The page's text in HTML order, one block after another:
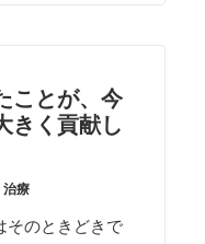
ことが、今
きく貢献し
治療
そのときどきで